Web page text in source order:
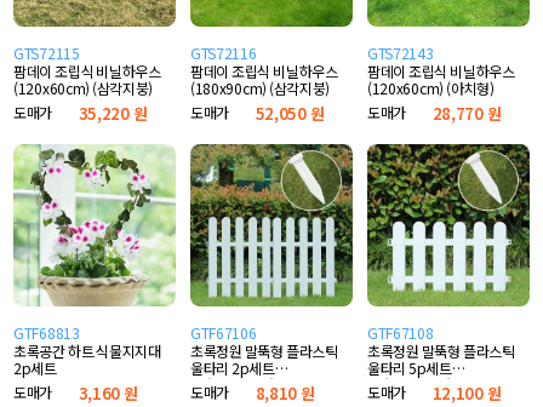
GTS72115
팜데이 조립식 비닐하우스
(120x60cm) (삼각지붕)
도매가
35,220 원
GTS72116
팜데이 조립식 비닐하우스
(180x90cm) (삼각지붕)
도매가
52,050 원
GTS72143
팜데이 조립식 비닐하우스
(120x60cm) (아치형)
도매가
28,770 원
GTF68813
초록공간 하트 식물지지대
2p세트
도매가
3,160 원
GTF67106
초록정원 말뚝형 플라스틱
울타리 2p세트
S1(40x50cm)
도매가 8,810 원
GTF67108
초록정원 말뚝형 플라스틱
울타리 5p세트
S1(50x30cm)
도매가 12,100 원